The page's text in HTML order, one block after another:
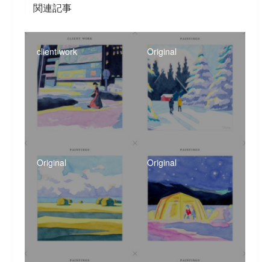
関連記事
client work Original
Original Original